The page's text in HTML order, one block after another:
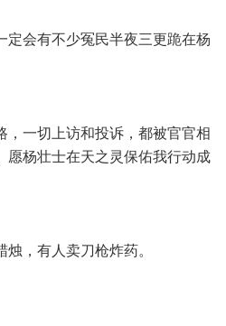
会有不少冤民半夜三更跪在杨
一切上访和投诉，都被官官相
愿杨壮士在天之灵保佑我行动成
，有人卖刀枪炸药。